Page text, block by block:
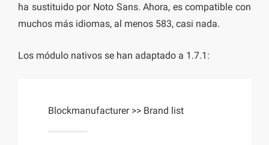
ha sustituido por Noto Sans. Ahora, es compatible con
muchos más idiomas, al menos 583, casi nada.
Los módulo nativos se han adaptado a 1.7.1:
Blockmanufacturer >> Brand list